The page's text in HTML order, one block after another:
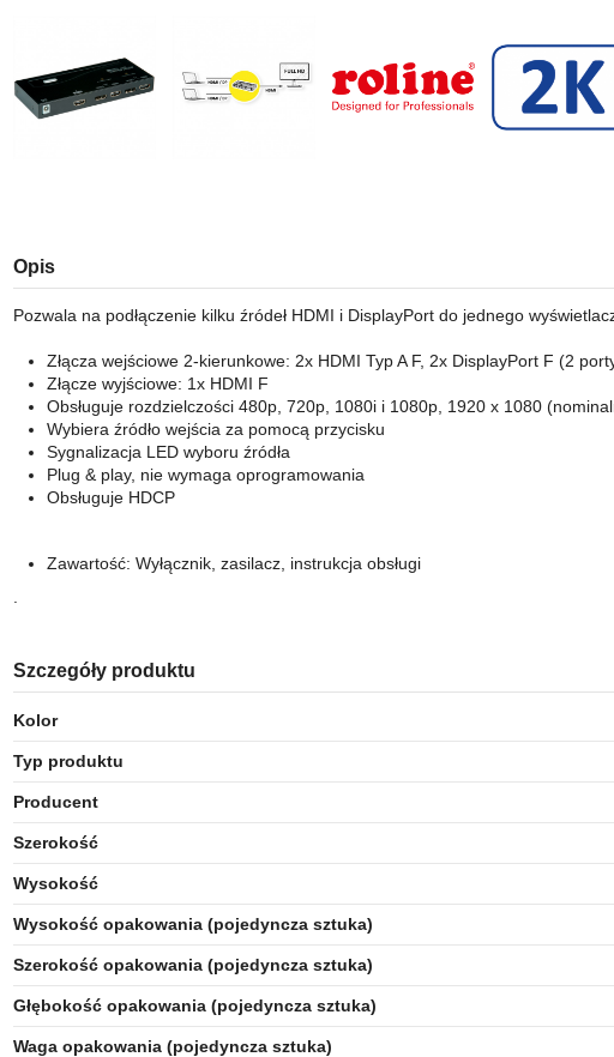
Opis
Pozwala na podłączenie kilku źródeł HDMI i DisplayPort do jednego
Złącza wejściowe 2-kierunkowe: 2x HDMI Typ A F, 2x DisplayPort F (2
Złącze wyjściowe: 1x HDMI F
Obsługuje rozdzielczości 480p, 720p, 1080i i 1080p, 1920 x 1080
Wybiera źródło wejścia za pomocą przycisku
Sygnalizacja LED wyboru źródła
Plug & play, nie wymaga oprogramowania
Obsługuje HDCP
Zawartość: Wyłącznik, zasilacz, instrukcja obsługi
Szczegóły produktu
Kolor
Typ produktu
Producent
Szerokość
Wysokość
Wysokość opakowania (pojedyncza sztuka)
Szerokość opakowania (pojedyncza sztuka)
Głębokość opakowania (pojedyncza sztuka)
Waga opakowania (pojedyncza sztuka)